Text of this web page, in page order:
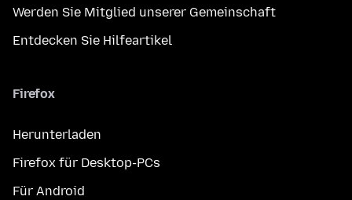
Werden Sie Mitglied unserer Gemeinschaft
Entdecken Sie Hilfeartikel
Firefox
Herunterladen
Firefox für Desktop-PCs
Für Android